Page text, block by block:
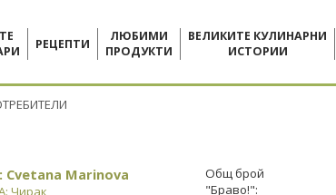
РЕЦЕПТИ
ЛЮБИМИ
ПРОДУКТИ
ВЕЛИКИТЕ КУЛИНАРНИ
ИСТОРИИ
Cvetana Marinova
Чирак
Общ брой
"Браво!":